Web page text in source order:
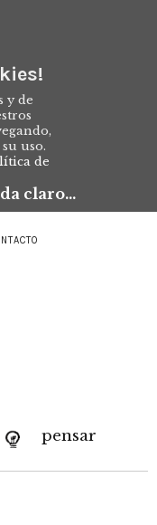
y de
uso.
de
claro...
pensar